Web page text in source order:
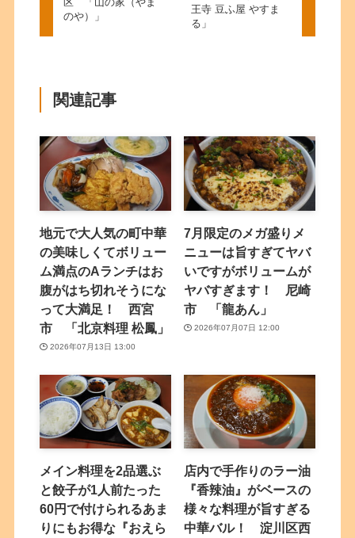
のや）」
王寺 豆ふ屋 やすま
る」
関連記事
地元で大人気の町中華
の美味しくてボリュー
ム満点のAランチはお
腹がはち切れそうにな
って大満足！ 西宮
市 「北京料理 松鳳」
2026年07月13日 13:00
7月限定のメガ盛りメ
ニューは旨すぎてヤバ
いですがボリュームが
ヤバすぎます！ 尼崎
市 「龍あん」
2026年07月07日 12:00
メイン料理を2品選ぶ
と餃子が1人前たった
60円で付けられるあま
りにもお得な『おえら
店内で手作りのラー油
『香辣油』がベースの
様々な料理が旨すぎる
中華バル！ 淀川区西